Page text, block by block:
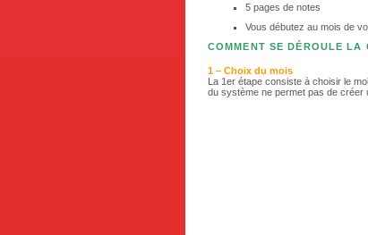
5 pages de notes
Vous débutez au mois de
COMMENT SE DÉROULE LA
1 – Choix du mois
La 1er étape consiste à choisir le
du système ne permet pas de créer